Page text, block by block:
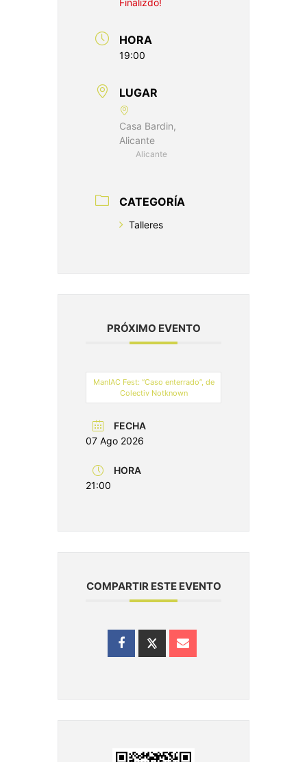
HORA
19:00
LUGAR
Casa Bardin,
Alicante
Alicante
CATEGORÍA
Talleres
PRÓXIMO EVENTO
ManIAC Fest: “Caso enterrado”, de
Colectiv Notknown
FECHA
07 Ago 2026
HORA
21:00
COMPARTIR ESTE EVENTO